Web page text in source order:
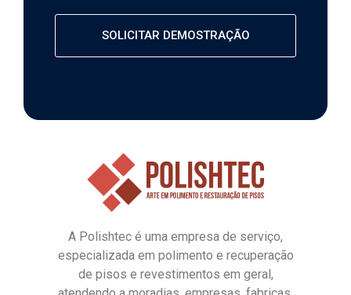
SOLICITAR DEMOSTRAÇÃO
A Polishtec é uma empresa de serviço,
especializada em polimento e recuperação
de pisos e revestimentos em geral,